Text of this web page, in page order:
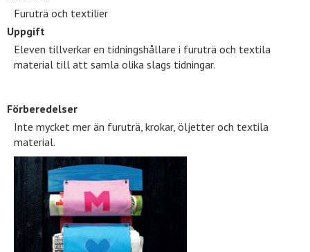
Furuträ och textilier
Uppgift
Eleven tillverkar en tidningshållare i furuträ och textila
material till att samla olika slags tidningar.
Förberedelser
Inte mycket mer än furuträ, krokar, öljetter och textila
material.